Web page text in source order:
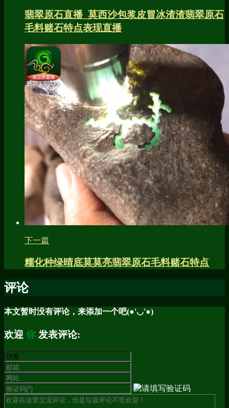
翡翠原石直播_莫西沙包浆皮冒冰渣渣翡翠原石
毛料赌石特点表现直播
下一篇
糯化种绿晴底莫莫亮翡翠原石毛料赌石特点
评论
本文暂时没有评论，来添加一个吧(●'◡'●)
欢迎 你 发表评论: